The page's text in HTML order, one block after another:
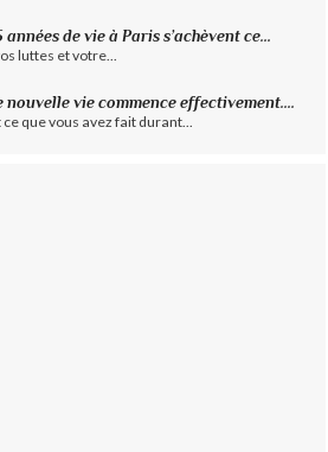
années de vie à Paris s’achèvent ce...
luttes et votre...
nouvelle vie commence effectivement....
que vous avez fait durant...